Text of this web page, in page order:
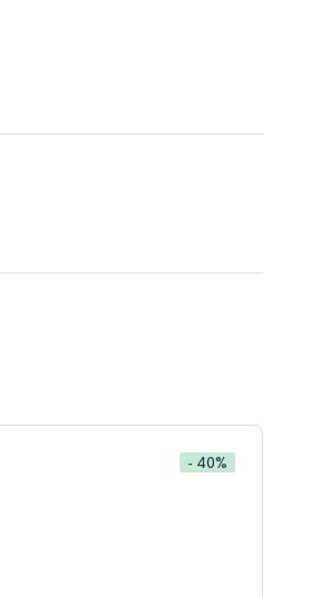
- 40%